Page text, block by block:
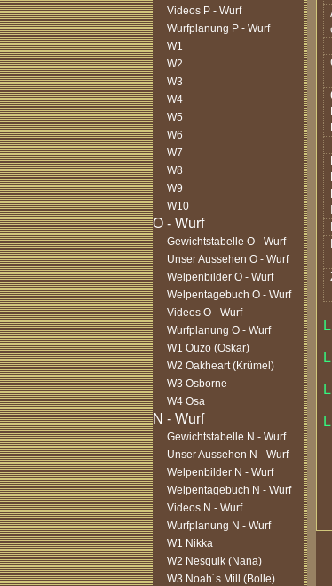
Videos P - Wurf
Wurfplanung P - Wurf
W1
W2
W3
W4
W5
W6
W7
W8
W9
W10
Gewichtstabelle O - Wurf
Unser Aussehen O - Wurf
Welpenbilder O - Wurf
Welpentagebuch O - Wurf
Videos O - Wurf
Wurfplanung O - Wurf
W1 Ouzo (Oskar)
W2 Oakheart (Krümel)
W3 Osborne
W4 Osa
Gewichtstabelle N - Wurf
Unser Aussehen N - Wurf
Welpenbilder N - Wurf
Welpentagebuch N - Wurf
Videos N - Wurf
Wurfplanung N - Wurf
W1 Nikka
W2 Nesquik (Nana)
W3 Noah´s Mill (Bolle)